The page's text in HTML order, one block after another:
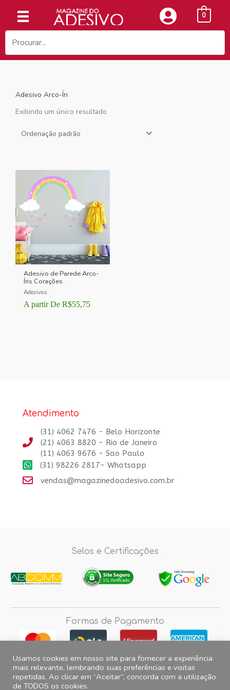
conteúdo
0
Adesivo Arco-Íri
Exibindo um único resultado
Adesivo de Parede Arco-
Íris Corações
Adesivos
A partir De R$55,75
Atendimento
(31) 4062 7476 - Belo Horizonte
(21) 4063 8820 - Rio de Janeiro
(11) 4063 9676 - Sao Paulo
(31) 98226 2817- Whatsapp
vendas@magazinedoadesivo.com.br
Selos e Certificações
Formas de Pagamento
Fotos e imagens meramente ilustrativas, 2012© 2026 Magazine do
Usamos cookies em nosso site para fornecer a experiência
mais relevante, lembrando suas preferências e visitas
repetidas. Ao clicar em “Aceitar”, concorda com a utilização
de TODOS os cookies.